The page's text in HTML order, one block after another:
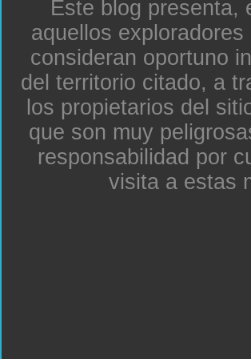
Este blog presenta,
aquellos
consideran oportuno
del territorio citado, a
los propietarios del
que son muy
responsabilidad por
visita a estas